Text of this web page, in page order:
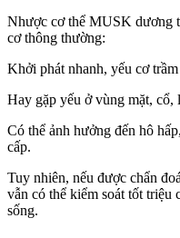
Nhược cơ thể MUSK dương
cơ thông thường:
Khởi phát nhanh, yếu cơ
Hay gặp yếu ở vùng mặt, cổ,
Có thể ảnh hưởng đến hô
cấp.
Tuy nhiên, nếu được chẩn
vẫn có thể kiểm soát tốt triệu
sống.